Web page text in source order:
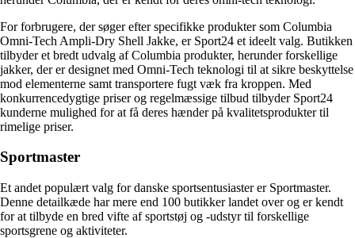
For forbrugere, der søger efter specifikke produkter som Columbia
Omni-Tech Ampli-Dry Shell Jakke, er Sport24 et ideelt valg. Butikken
tilbyder et bredt udvalg af Columbia produkter, herunder forskellige
jakker, der er designet med Omni-Tech teknologi til at sikre beskyttelse
mod elementerne samt transportere fugt væk fra kroppen. Med
konkurrencedygtige priser og regelmæssige tilbud tilbyder Sport24
kunderne mulighed for at få deres hænder på kvalitetsprodukter til
rimelige priser.
Sportmaster
Et andet populært valg for danske sportsentusiaster er Sportmaster.
Denne detailkæde har mere end 100 butikker landet over og er kendt
for at tilbyde en bred vifte af sportstøj og -udstyr til forskellige
sportsgrene og aktiviteter.